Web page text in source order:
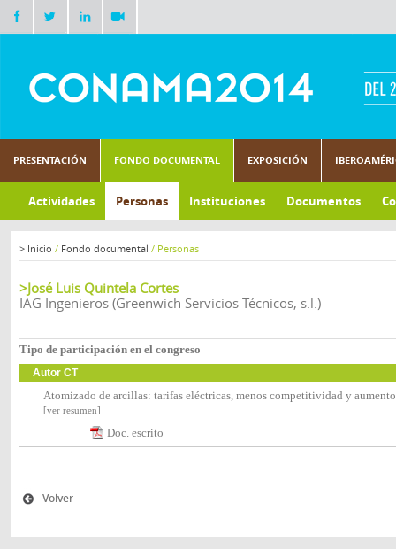
PRESENTACIÓN FONDO DOCUMENTAL EXPOSICIÓN
Actividades Personas Instituciones Documentos
> Inicio / Fondo documental / Personas
>José Luis Quintela Cortes
IAG Ingenieros (Greenwich Servicios Técnicos, s.l.)
Tipo de participación en el congreso
Autor CT
Atomizado de arcillas: tarifas eléctricas, menos competitividad y
[ver resumen]
Doc. escrito
Volver